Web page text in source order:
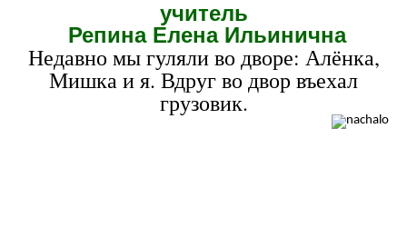
учитель
Репина Елена Ильинична
Недавно мы гуляли во дворе: Алёнка,
Мишка и я. Вдруг во двор въехал
грузовик.